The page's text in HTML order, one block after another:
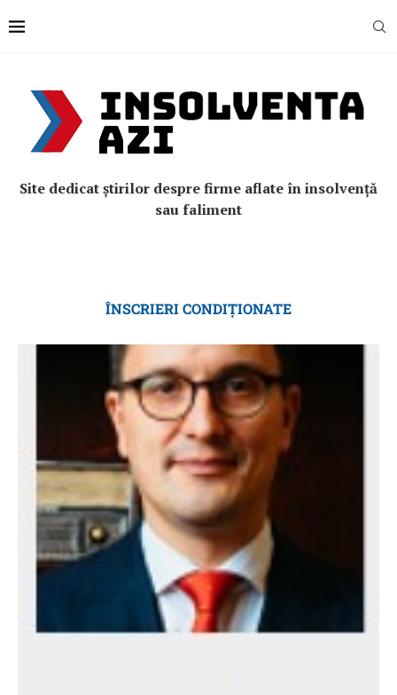
Site dedicat știrilor despre firme aflate în insolvență
sau faliment
ÎNSCRIERI CONDIȚIONATE